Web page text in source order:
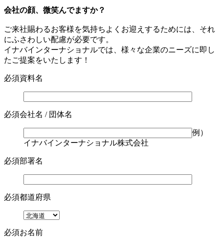
会社の顔、微笑んでますか？
ご来社賜わるお客様を気持ちよくお迎えするためには、それ
にふさわしい配慮が必要です。
イナバインターナショナルでは、様々な企業のニーズに即し
たご提案をいたします！
必須資料名
必須会社名 / 団体名
例）
イナバインターナショナル株式会社
必須部署名
必須都道府県
必須お名前